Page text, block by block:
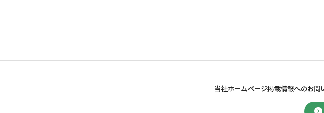
当社ホームページ掲載情報へのお問